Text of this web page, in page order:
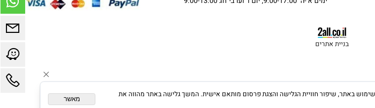
citysport2@013.net
שעות פתיחה:
בניית אתרים